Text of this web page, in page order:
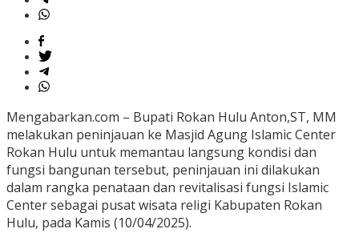
Mengabarkan.com – Bupati Rokan Hulu Anton,ST, MM
melakukan peninjauan ke Masjid Agung Islamic Center
Rokan Hulu untuk memantau langsung kondisi dan
fungsi bangunan tersebut, peninjauan ini dilakukan
dalam rangka penataan dan revitalisasi fungsi Islamic
Center sebagai pusat wisata religi Kabupaten Rokan
Hulu, pada Kamis (10/04/2025).